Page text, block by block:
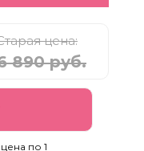
цена:
890 руб.
по 1